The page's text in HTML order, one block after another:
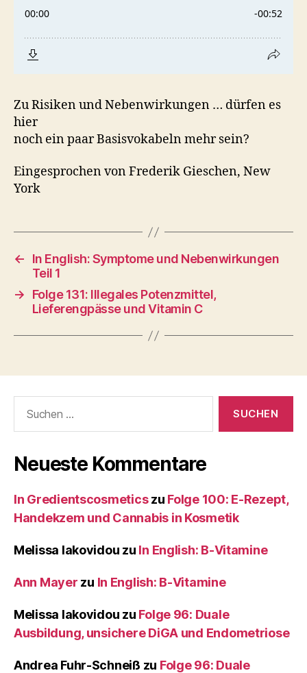
Zu Risiken und Nebenwirkungen … dürfen es
hier
noch ein paar Basisvokabeln mehr sein?
Eingesprochen von Frederik Gieschen, New
York
←
In English: Symptome und Nebenwirkungen
Teil 1
→
Folge 131: Illegales Potenzmittel,
Lieferengpässe und Vitamin C
nach:
Neueste Kommentare
In Gredientscosmeticszu Folge 100: E-Rezept,
Handekzem und Cannabis in Kosmetik
Melissa Iakovidou zu In English: B-Vitamine
Ann Mayer zu In English: B-Vitamine
Melissa Iakovidou zu Folge 96: Duale
Ausbildung, unsichere DiGA und Endometriose
Andrea Fuhr-Schneiß zu Folge 96: Duale